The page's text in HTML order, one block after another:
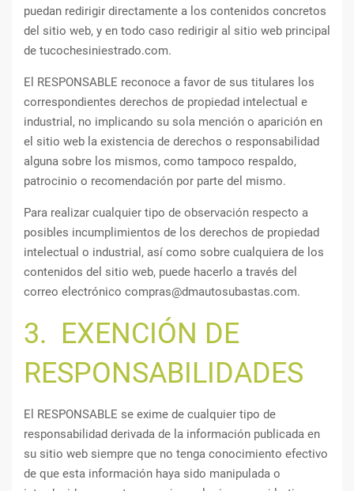
puedan redirigir directamente a los contenidos concretos
del sitio web, y en todo caso redirigir al sitio web principal
de tucochesiniestrado.com.
El RESPONSABLE reconoce a favor de sus titulares los
correspondientes derechos de propiedad intelectual e
industrial, no implicando su sola mención o aparición en
el sitio web la existencia de derechos o responsabilidad
alguna sobre los mismos, como tampoco respaldo,
patrocinio o recomendación por parte del mismo.
Para realizar cualquier tipo de observación respecto a
posibles incumplimientos de los derechos de propiedad
intelectual o industrial, así como sobre cualquiera de los
contenidos del sitio web, puede hacerlo a través del
correo electrónico compras@dmautosubastas.com.
3. EXENCIÓN DE
RESPONSABILIDADES
El RESPONSABLE se exime de cualquier tipo de
responsabilidad derivada de la información publicada en
su sitio web siempre que no tenga conocimiento efectivo
de que esta información haya sido manipulada o